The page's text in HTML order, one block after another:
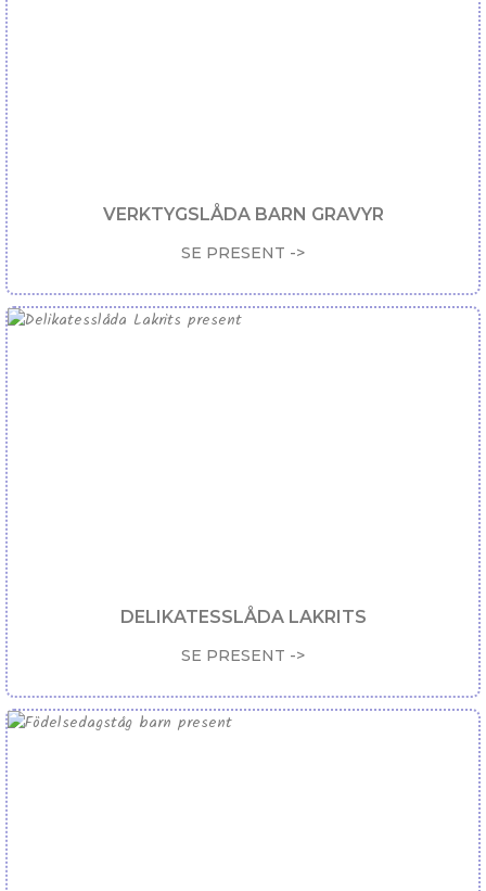
VERKTYGSLÅDA BARN GRAVYR
SE PRESENT ->
DELIKATESSLÅDA LAKRITS
SE PRESENT ->